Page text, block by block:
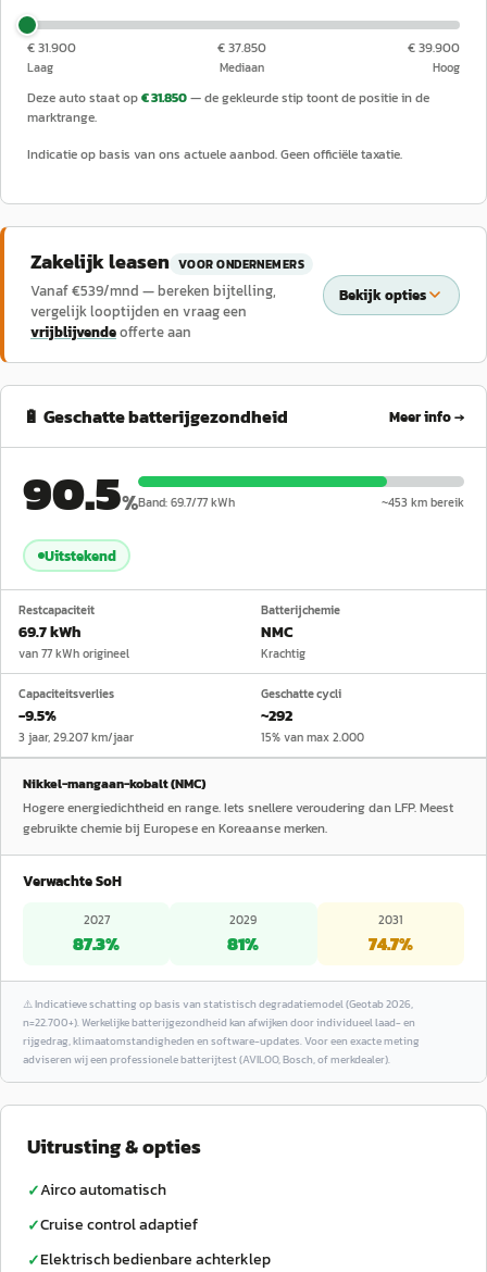
€ 31.900
Laag
€ 37.850
Mediaan
€ 39.900
Hoog
Deze auto staat op€ 31.850— de gekleurde stip toont de positie in de
marktrange.
Indicatie op basis van ons actuele aanbod. Geen officiële taxatie.
Zakelijk leasen VOOR ONDERNEMERS
Vanaf €539/mnd — bereken bijtelling,
vergelijk looptijden en vraag een
vrijblijvendeofferte aan
Bekijk opties
🔋 Geschatte batterijgezondheid Meer info →
90.5%Band:69.7/77kWh ~453km bereik
Uitstekend
Restcapaciteit
69.7 kWh
van 77 kWh origineel
Batterijchemie
NMC
Krachtig
Capaciteitsverlies
−9.5%
3 jaar, 29.207 km/jaar
Geschatte cycli
~292
15% van max 2.000
Nikkel-mangaan-kobalt (NMC)
Hogere energiedichtheid en range. Iets snellere veroudering dan LFP. Meest
gebruikte chemie bij Europese en Koreaanse merken.
Verwachte SoH
2027
87.3%
2029
81%
2031
74.7%
⚠️Indicatieve schatting op basis van statistisch degradatiemodel (Geotab 2026,
n=22.700+). Werkelijke batterijgezondheid kan afwijken door individueel laad- en
rijgedrag, klimaatomstandigheden en software-updates. Voor een exacte meting
adviseren wij een professionele batterijtest (AVILOO, Bosch, of merkdealer).
Uitrusting & opties
✓Airco automatisch
✓Cruise control adaptief
✓Elektrisch bedienbare achterklep